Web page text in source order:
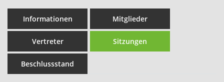
Informationen Mitglieder
Vertreter Sitzungen
Beschlussstand